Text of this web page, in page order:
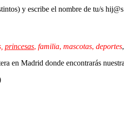
y escribe el nombre de tu/s
princesas, familia, mascotas, deportes
en Madrid donde encontrarás